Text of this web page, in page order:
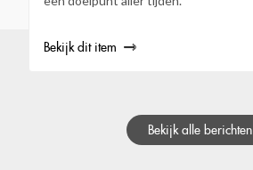
Bekijk dit item
Bekijk alle berichten